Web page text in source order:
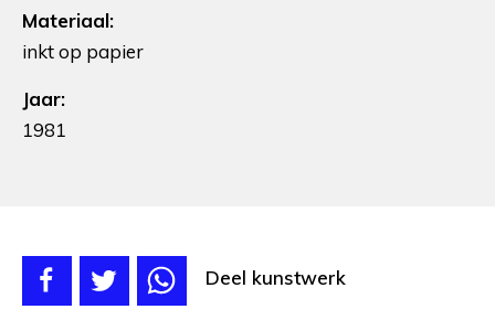
Materiaal:
inkt op papier
Jaar:
1981
Deel kunstwerk